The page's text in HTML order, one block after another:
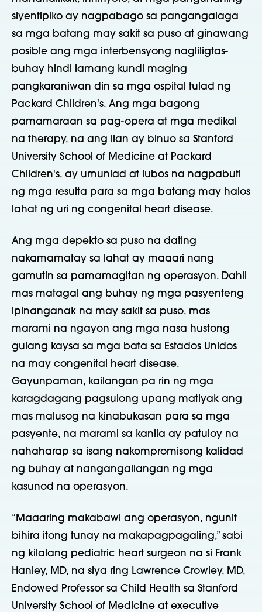
siyentipiko ay nagpabago sa pangangalaga
sa mga batang may sakit sa puso at ginawang
posible ang mga interbensyong nagliligtas-
buhay hindi lamang kundi maging
pangkaraniwan din sa mga ospital tulad ng
Packard Children's. Ang mga bagong
pamamaraan sa pag-opera at mga medikal
na therapy, na ang ilan ay binuo sa Stanford
University School of Medicine at Packard
Children's, ay umunlad at lubos na nagpabuti
ng mga resulta para sa mga batang may halos
lahat ng uri ng congenital heart disease.
Ang mga depekto sa puso na dating
nakamamatay sa lahat ay maaari nang
gamutin sa pamamagitan ng operasyon. Dahil
mas matagal ang buhay ng mga pasyenteng
ipinanganak na may sakit sa puso, mas
marami na ngayon ang mga nasa hustong
gulang kaysa sa mga bata sa Estados Unidos
na may congenital heart disease.
Gayunpaman, kailangan pa rin ng mga
karagdagang pagsulong upang matiyak ang
mas malusog na kinabukasan para sa mga
pasyente, na marami sa kanila ay patuloy na
nahaharap sa isang nakompromisong kalidad
ng buhay at nangangailangan ng mga
kasunod na operasyon.
“Maaaring makabawi ang operasyon, ngunit
bihira itong tunay na makapagpagaling,” sabi
ng kilalang pediatric heart surgeon na si Frank
Hanley, MD, na siya ring Lawrence Crowley, MD,
Endowed Professor sa Child Health sa Stanford
University School of Medicine at executive